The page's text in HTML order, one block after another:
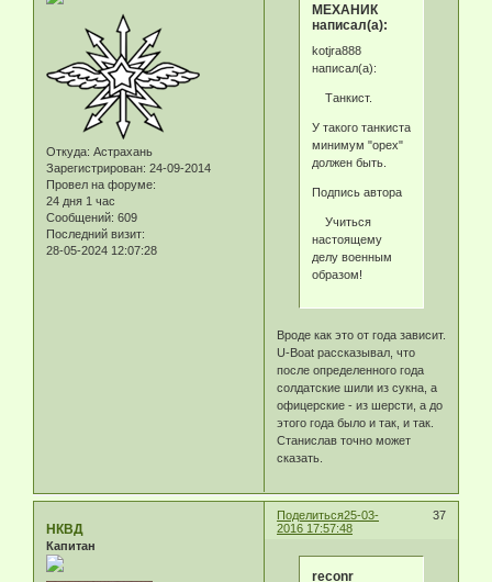
Откуда: Астрахань
Зарегистрирован: 24-09-2014
Провел на форуме:
24 дня 1 час
Сообщений: 609
Последний визит:
28-05-2024 12:07:28
МЕХАНИК
написал(а):
kotjra888
написал(а):
Танкист.
У такого танкиста
минимум "орех"
должен быть.
Подпись автора
Учиться
настоящему
делу военным
образом!
Вроде как это от года зависит.
U-Boat рассказывал, что
после определенного года
солдатские шили из сукна, а
офицерские - из шерсти, а до
этого года было и так, и так.
Станислав точно может
сказать.
Поделиться 37
25-03-
2016 17:57:48
НКВД
Капитан
reconr